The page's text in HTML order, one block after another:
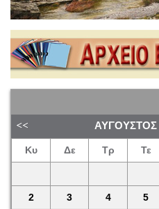
ΑΎΓΟΥΣΤΟΣ
Κυ Δε Τρ Τε
2 3 4 5